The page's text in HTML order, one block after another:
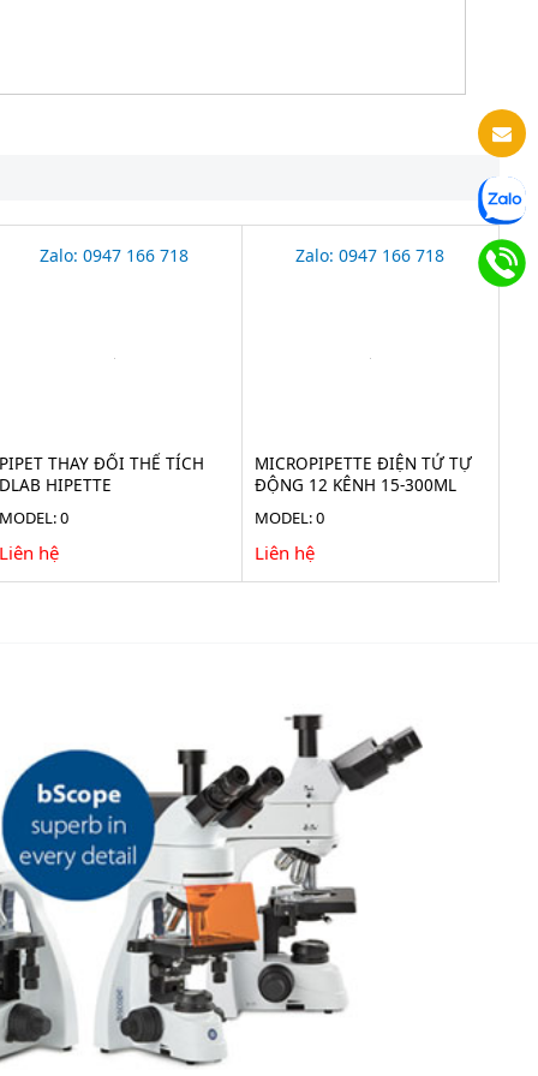
Zalo: 0947 166 718
PIPET THAY ĐỔI THỂ TÍCH
DLAB HIPETTE
MODEL: 0
Liên hệ
Zalo: 0947 166 718
MICROPIPETTE ĐIỆN TỬ TỰ
ĐỘNG 12 KÊNH 15-300ΜL
MODEL: 0
Liên hệ